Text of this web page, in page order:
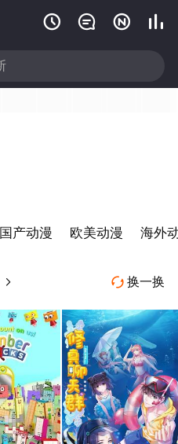
   
国产动漫 欧美动漫 海外
 换一换
